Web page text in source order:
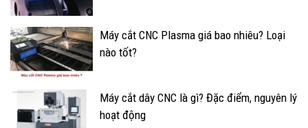
Máy cắt CNC Plasma giá bao nhiêu? Loại
nào tốt?
Máy cắt dây CNC là gì? Đặc điểm, nguyên lý
hoạt động